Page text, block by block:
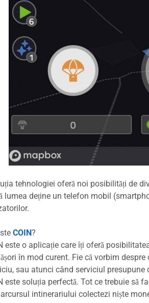
tehnologiei oferă noi posibilități de
lumea deține un telefon mobil
COIN?
este o aplicație care îți oferă
în mod curent. Fie că vorbim
sau atunci când serviciul presupune
este soluția perfectă. Tot ce trebuie să
intinerariului colectezi niște